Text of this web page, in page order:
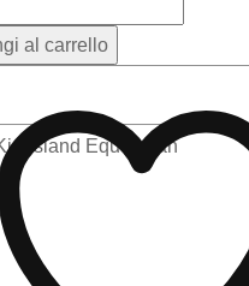
al carrello
Equestrian